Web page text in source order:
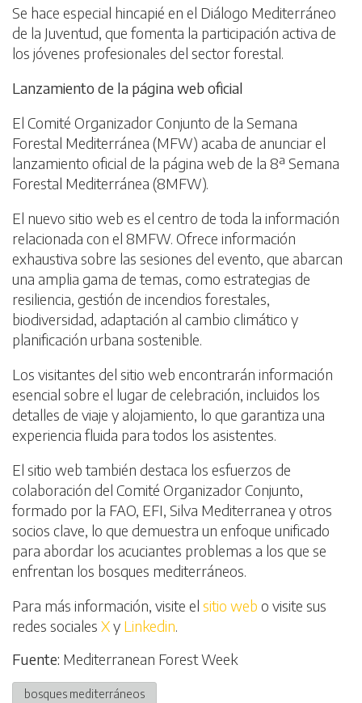
Se hace especial hincapié en el Diálogo Mediterráneo
de la Juventud, que fomenta la participación activa de
los jóvenes profesionales del sector forestal.
Lanzamiento de la página web oficial
El Comité Organizador Conjunto de la Semana
Forestal Mediterránea (MFW) acaba de anunciar el
lanzamiento oficial de la página web de la 8ª Semana
Forestal Mediterránea (8MFW).
El nuevo sitio web es el centro de toda la información
relacionada con el 8MFW. Ofrece información
exhaustiva sobre las sesiones del evento, que abarcan
una amplia gama de temas, como estrategias de
resiliencia, gestión de incendios forestales,
biodiversidad, adaptación al cambio climático y
planificación urbana sostenible.
Los visitantes del sitio web encontrarán información
esencial sobre el lugar de celebración, incluidos los
detalles de viaje y alojamiento, lo que garantiza una
experiencia fluida para todos los asistentes.
El sitio web también destaca los esfuerzos de
colaboración del Comité Organizador Conjunto,
formado por la FAO, EFI, Silva Mediterranea y otros
socios clave, lo que demuestra un enfoque unificado
para abordar los acuciantes problemas a los que se
enfrentan los bosques mediterráneos.
Para más información, visite el sitio web o visite sus
redes sociales Xy Linkedin.
Fuente: Mediterranean Forest Week
bosques mediterráneos